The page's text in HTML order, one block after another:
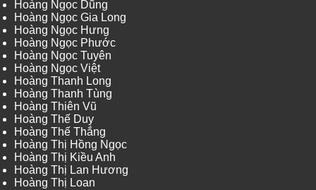
Hoàng Ngọc Dũng
Hoàng Ngọc Gia Long
Hoàng Ngọc Hưng
Hoàng Ngọc Phước
Hoàng Ngọc Tuyên
Hoàng Ngọc Việt
Hoàng Thanh Long
Hoàng Thanh Tùng
Hoàng Thiên Vũ
Hoàng Thế Duy
Hoàng Thế Thắng
Hoàng Thị Hồng Ngọc
Hoàng Thị Kiều Anh
Hoàng Thị Lan Hương
Hoàng Thị Loan